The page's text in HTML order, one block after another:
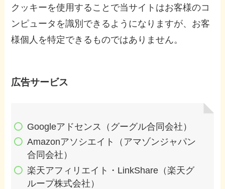
クッキーを使用することで当サイトはお客様のコ
ンピュータを識別できるようになりますが、お客
様個人を特定できるものではありません。
広告サービス
Googleアドセンス（グーグル合同会社）
Amazonアソシエイト（アマゾンジャパン
合同会社）
楽天アフィリエイト・LinkShare（楽天グ
ループ株式会社）